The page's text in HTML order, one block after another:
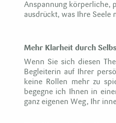
Anspannung körperliche,
ausdrückt, was Ihre
Mehr Klarheit durch
Wenn Sie sich diesen
Begleiterin auf Ihrer
keine Rollen mehr zu
begegne ich Ihnen in
ganz eigenen Weg, Ihr